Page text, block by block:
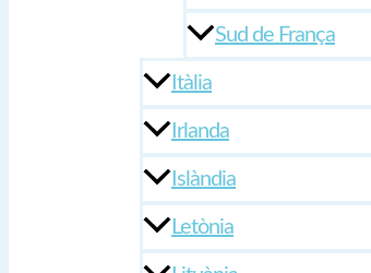
Sud de França
Itàlia
Irlanda
Islàndia
Letònia